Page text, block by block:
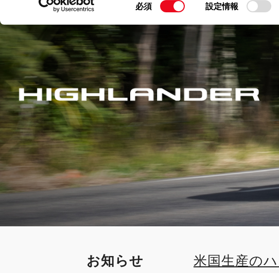
て」をご覧ください。
同
選
択
必須 設定情報
お知らせ
米国生産の